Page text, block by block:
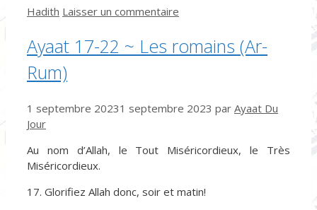
Catégories
Hadith Laisser un commentaire
Ayaat 17-22 ~ Les romains (Ar-
Rum)
1 septembre 20231 septembre 2023 par Ayaat Du
Jour
Au nom d’Allah, le Tout Miséricordieux, le Très
Miséricordieux.
17. Glorifiez Allah donc, soir et matin!